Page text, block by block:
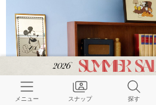
メニュー スナップ 探す